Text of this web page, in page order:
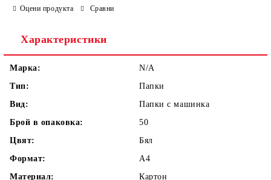
Оцени продукта Сравни
Характеристики
Марка:
N/A
Тип:
Папки
Вид:
Папки с машинка
Брой в опаковка:
50
Цвят:
Бял
Формат:
A4
Материал:
Картон